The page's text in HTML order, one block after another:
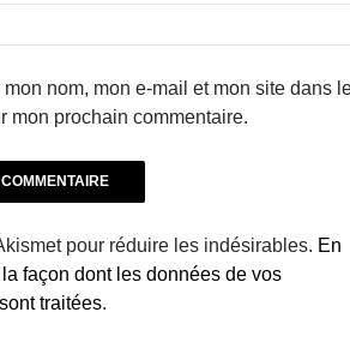
mon nom, mon e-mail et mon site dans
mon prochain commentaire.
pour réduire les indésirables. En
façon dont les données de vos
traitées.